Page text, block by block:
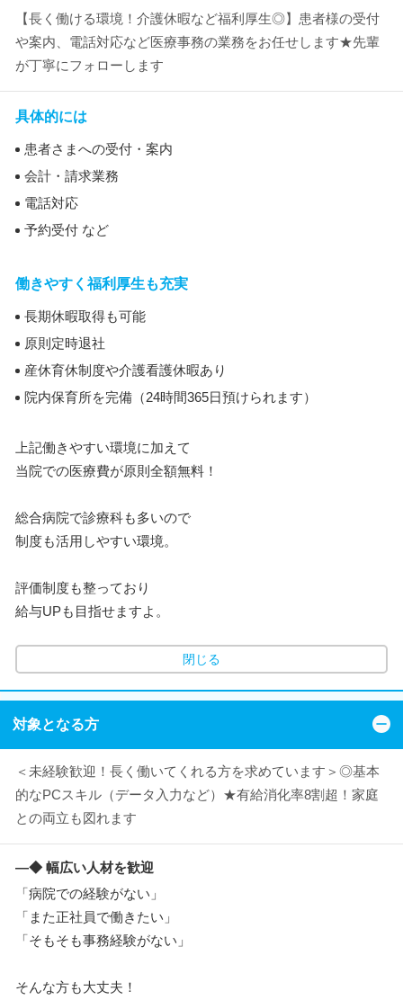
【長く働ける環境！介護休暇など福利厚生◎】患者様の受付
や案内、電話対応など医療事務の業務をお任せします★先輩
が丁寧にフォローします
具体的には
患者さまへの受付・案内
会計・請求業務
電話対応
予約受付 など
働きやすく福利厚生も充実
長期休暇取得も可能
原則定時退社
産休育休制度や介護看護休暇あり
院内保育所を完備（24時間365日預けられます）
上記働きやすい環境に加えて
当院での医療費が原則全額無料！
総合病院で診療科も多いので
制度も活用しやすい環境。
評価制度も整っており
給与UPも目指せますよ。
閉じる
対象となる方
＜未経験歓迎！長く働いてくれる方を求めています＞◎基本
的なPCスキル（データ入力など）★有給消化率8割超！家庭
との両立も図れます
―◆ 幅広い人材を歓迎
「病院での経験がない」
「また正社員で働きたい」
「そもそも事務経験がない」
そんな方も大丈夫！